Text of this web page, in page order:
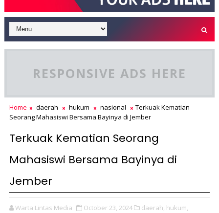
RESPONSIVE ADS HERE
Home daerah hukum nasional
Terkuak Kematian
Seorang Mahasiswi Bersama Bayinya di Jember
Terkuak Kematian Seorang
Mahasiswi Bersama Bayinya di
Jember
Warta Lintas Media October 23, 2024 daerah, hukum,